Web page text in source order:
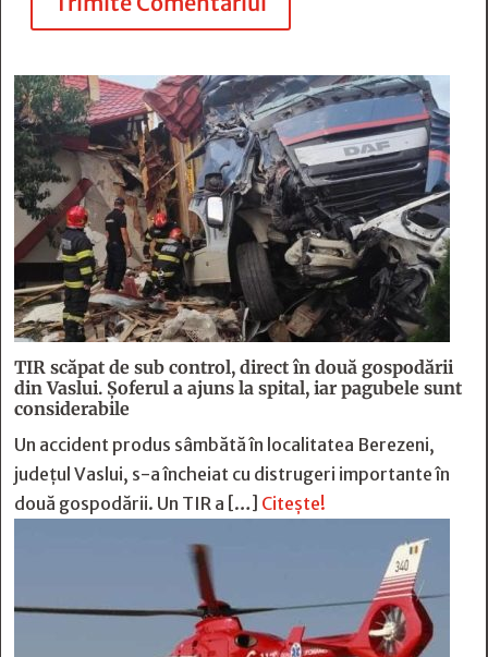
TIR scăpat de sub control, direct în două gospodării
din Vaslui. Șoferul a ajuns la spital, iar pagubele sunt
considerabile
Un accident produs sâmbătă în localitatea Berezeni,
județul Vaslui, s-a încheiat cu distrugeri importante în
două gospodării. Un TIR a […] Citește!